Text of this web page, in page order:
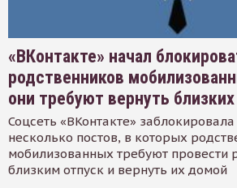
«ВКонтакте» начал
родственников
они требуют вернуть
Соцсеть «ВКонтакте»
несколько постов, в которых
мобилизованных требуют провести
близким отпуск и вернуть их домой